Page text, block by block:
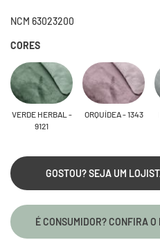
NCM 63023200
CORES
VERDE HERBAL -
9121
ORQUÍDEA - 1343
GOSTOU? SEJA UM
É CONSUMIDOR? CONFIRA